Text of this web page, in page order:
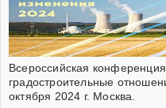
Всероссийская
градостроительные
октября 2024 г. Москва.